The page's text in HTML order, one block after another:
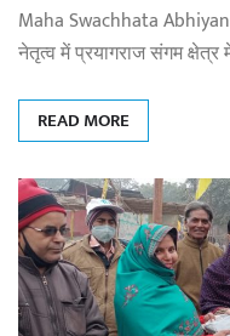
Maha Swachhata
नेतृत्व में प्रयागराज संगम क्षेत्र
READ MORE